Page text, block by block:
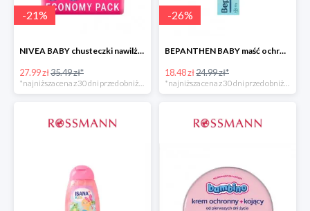
-21%
NIVEA BABY chusteczki nawilżane
27.99 zł35.49 zł*
*najniższa cena z 30 dni przed obniżką
-26%
BEPANTHEN BABY maść ochronna
18.48 zł24.99 zł*
*najniższa cena z 30 dni przed obniżką